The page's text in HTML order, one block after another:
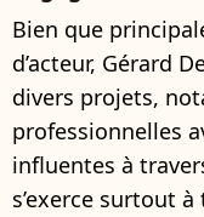
Bien que
d’acteur, Gérard
divers projets,
professionnelles
influentes à
s’exerce surtout